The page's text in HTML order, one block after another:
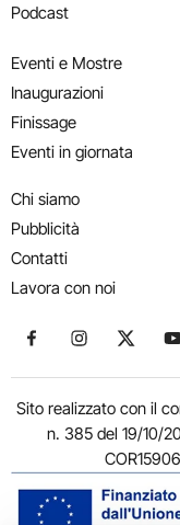
Podcast
Eventi e Mostre
Inaugurazioni
Finissage
Eventi in giornata
Chi siamo
Pubblicità
Contatti
Lavora con noi
Seguici suSeguici su
Sito realizzato con il
n. 385 del 19/10/